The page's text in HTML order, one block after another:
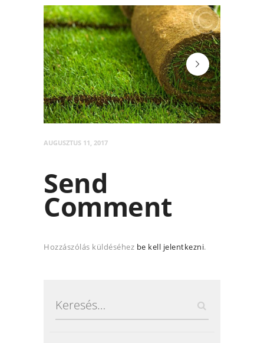
post-2
AUGUSZTUS 11, 2017
Send
Comment
Hozzászólás küldéséhez be kell jelentkezni.